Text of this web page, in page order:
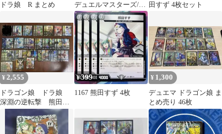
ドラ娘 R まとめ
デュエルマスターズ/ド
ラゴン娘/ドラ娘
田すず 4枚セット
¥2,555
ドラゴン娘 ドラ娘
深淵の逆転撃 熊田す
ず 鬼丸覇 帝王坂∞
¥399
1167 熊田すず 4枚
¥ 1,300
デュエマ ドラゴン娘 ま
とめ売り 46枚